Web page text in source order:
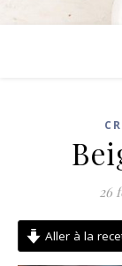
26
Aller à la